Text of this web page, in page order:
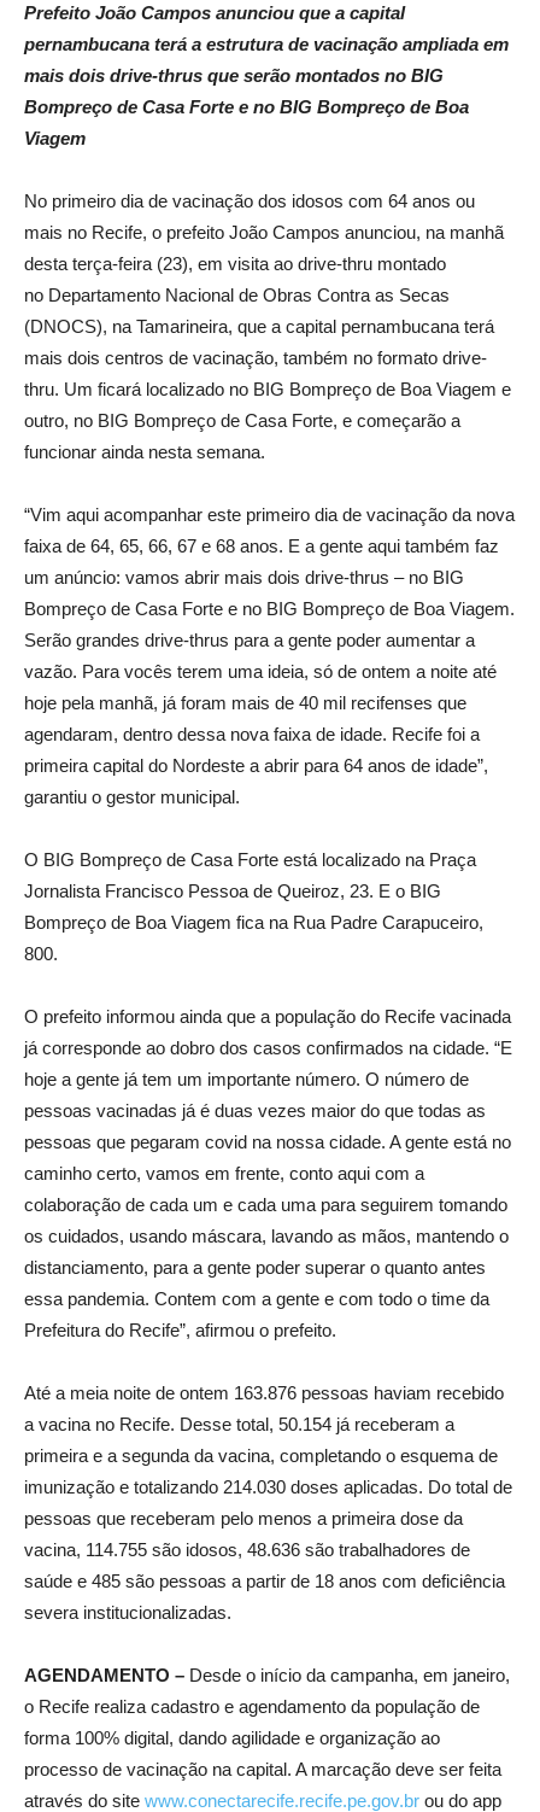
Prefeito João Campos anunciou que a capital
pernambucana terá a estrutura de vacinação ampliada em
mais dois drive-thrus que serão montados no BIG
Bompreço de Casa Forte e no BIG Bompreço de Boa
Viagem
No primeiro dia de vacinação dos idosos com 64 anos ou
mais no Recife, o prefeito João Campos anunciou, na manhã
desta terça-feira (23), em visita ao drive-thru montado
no Departamento Nacional de Obras Contra as Secas
(DNOCS), na Tamarineira, que a capital pernambucana terá
mais dois centros de vacinação, também no formato drive-
thru. Um ficará localizado no BIG Bompreço de Boa Viagem e
outro, no BIG Bompreço de Casa Forte, e começarão a
funcionar ainda nesta semana.
“Vim aqui acompanhar este primeiro dia de vacinação da nova
faixa de 64, 65, 66, 67 e 68 anos. E a gente aqui também faz
um anúncio: vamos abrir mais dois drive-thrus – no BIG
Bompreço de Casa Forte e no BIG Bompreço de Boa Viagem.
Serão grandes drive-thrus para a gente poder aumentar a
vazão. Para vocês terem uma ideia, só de ontem a noite até
hoje pela manhã, já foram mais de 40 mil recifenses que
agendaram, dentro dessa nova faixa de idade. Recife foi a
primeira capital do Nordeste a abrir para 64 anos de idade”,
garantiu o gestor municipal.
O BIG Bompreço de Casa Forte está localizado na Praça
Jornalista Francisco Pessoa de Queiroz, 23. E o BIG
Bompreço de Boa Viagem fica na Rua Padre Carapuceiro,
800.
O prefeito informou ainda que a população do Recife vacinada
já corresponde ao dobro dos casos confirmados na cidade. “E
hoje a gente já tem um importante número. O número de
pessoas vacinadas já é duas vezes maior do que todas as
pessoas que pegaram covid na nossa cidade. A gente está no
caminho certo, vamos em frente, conto aqui com a
colaboração de cada um e cada uma para seguirem tomando
os cuidados, usando máscara, lavando as mãos, mantendo o
distanciamento, para a gente poder superar o quanto antes
essa pandemia. Contem com a gente e com todo o time da
Prefeitura do Recife”, afirmou o prefeito.
Até a meia noite de ontem 163.876 pessoas haviam recebido
a vacina no Recife. Desse total, 50.154 já receberam a
primeira e a segunda da vacina, completando o esquema de
imunização e totalizando 214.030 doses aplicadas. Do total de
pessoas que receberam pelo menos a primeira dose da
vacina, 114.755 são idosos, 48.636 são trabalhadores de
saúde e 485 são pessoas a partir de 18 anos com deficiência
severa institucionalizadas.
AGENDAMENTO – Desde o início da campanha, em janeiro,
o Recife realiza cadastro e agendamento da população de
forma 100% digital, dando agilidade e organização ao
processo de vacinação na capital. A marcação deve ser feita
através do site www.conectarecife.recife.pe.gov.br ou do app